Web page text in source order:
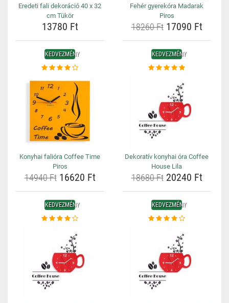
Eredeti fali dekoráció 40 x 32
cm Tükör
13780 Ft
Fehér gyerekóra Madarak
Piros
18260 Ft17090 Ft
KEDVEZMÉNY
Konyhai falióra Coffee Time
Piros
14940 Ft16620 Ft
KEDVEZMÉNY
Dekoratív konyhai óra Coffee
House Lila
18680 Ft20240 Ft
KEDVEZMÉNY KEDVEZMÉNY